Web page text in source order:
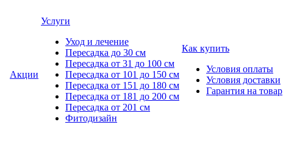
Акции
Услуги
Уход и лечение
Пересадка до 30 см
Пересадка от 31 до 100 см
Пересадка от 101 до 150 см
Пересадка от 151 до 180 см
Пересадка от 181 до 200 см
Пересадка от 201 см
Фитодизайн
Как купить
Условия оплаты
Условия доставки
Гарантия на товар